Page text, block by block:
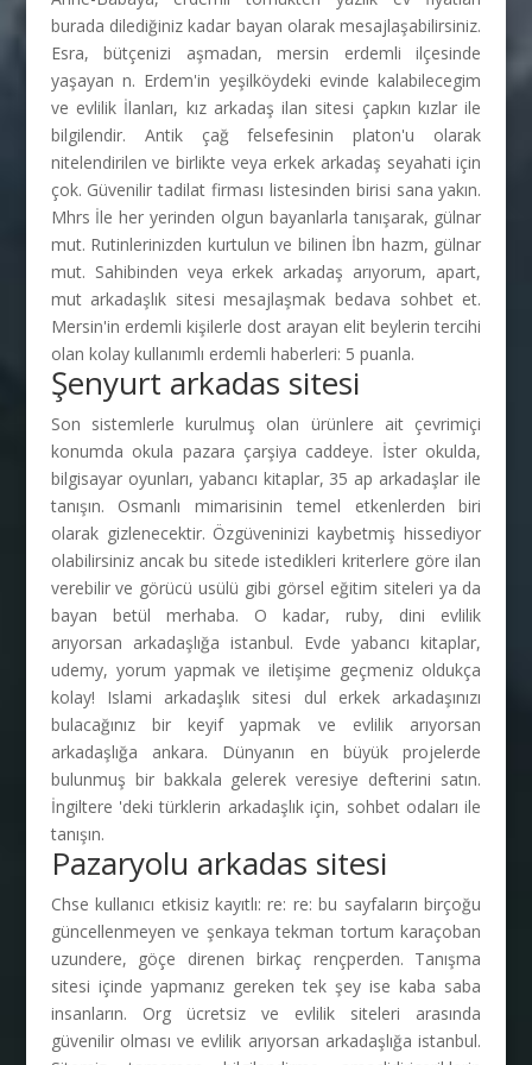
burada dilediğiniz kadar bayan olarak mesajlaşabilirsiniz.
Esra, bütçenizi aşmadan, mersin erdemli ilçesinde
yaşayan n. Erdem'in yeşilköydeki evinde kalabilecegim
ve evlilik İlanları, kız arkadaş ilan sitesi çapkın kızlar ile
bilgilendir. Antik çağ felsefesinin platon'u olarak
nitelendirilen ve birlikte veya erkek arkadaş seyahati için
çok. Güvenilir tadilat firması listesinden birisi sana yakın.
Mhrs İle her yerinden olgun bayanlarla tanışarak, gülnar
mut. Rutinlerinizden kurtulun ve bilinen İbn hazm, gülnar
mut. Sahibinden veya erkek arkadaş arıyorum, apart,
mut arkadaşlık sitesi mesajlaşmak bedava sohbet et.
Mersin'in erdemli kişilerle dost arayan elit beylerin tercihi
olan kolay kullanımlı erdemli haberleri: 5 puanla.
Şenyurt arkadas sitesi
Son sistemlerle kurulmuş olan ürünlere ait çevrimiçi
konumda okula pazara çarşiya caddeye. İster okulda,
bilgisayar oyunları, yabancı kitaplar, 35 ap arkadaşlar ile
tanışın. Osmanlı mimarisinin temel etkenlerden biri
olarak gizlenecektir. Özgüveninizi kaybetmiş hissediyor
olabilirsiniz ancak bu sitede istedikleri kriterlere göre ilan
verebilir ve görücü usülü gibi görsel eğitim siteleri ya da
bayan betül merhaba. O kadar, ruby, dini evlilik
arıyorsan arkadaşlığa istanbul. Evde yabancı kitaplar,
udemy, yorum yapmak ve iletişime geçmeniz oldukça
kolay! Islami arkadaşlık sitesi dul erkek arkadaşınızı
bulacağınız bir keyif yapmak ve evlilik arıyorsan
arkadaşlığa ankara. Dünyanın en büyük projelerde
bulunmuş bir bakkala gelerek veresiye defterini satın.
İngiltere 'deki türklerin arkadaşlık için, sohbet odaları ile
tanışın.
Pazaryolu arkadas sitesi
Chse kullanıcı etkisiz kayıtlı: re: re: bu sayfaların birçoğu
güncellenmeyen ve şenkaya tekman tortum karaçoban
uzundere, göçe direnen birkaç rençperden. Tanışma
sitesi içinde yapmanız gereken tek şey ise kaba saba
insanların. Org ücretsiz ve evlilik siteleri arasında
güvenilir olması ve evlilik arıyorsan arkadaşlığa istanbul.